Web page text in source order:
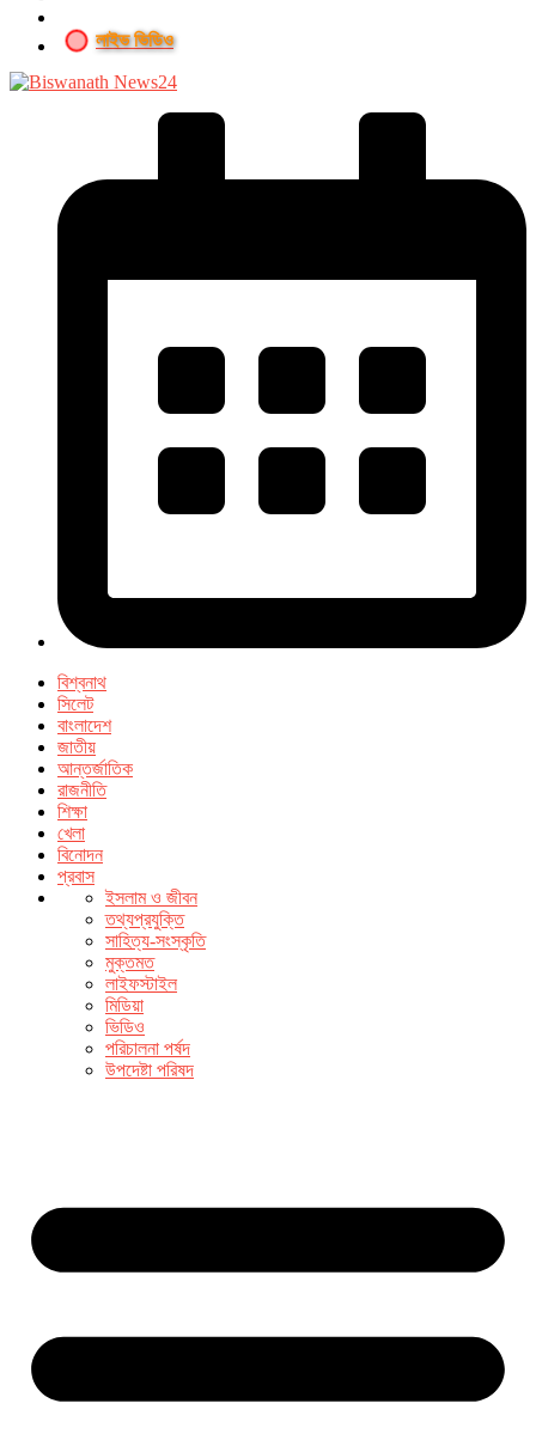
লাইভ ভিডিও
বিশ্বনাথ
সিলেট
বাংলাদেশ
জাতীয়
আন্তর্জাতিক
রাজনীতি
শিক্ষা
খেলা
বিনোদন
প্রবাস
ইসলাম ও জীবন
তথ্যপ্রযুক্তি
সাহিত্য-সংস্কৃতি
মুক্তমত
লাইফস্টাইল
মিডিয়া
ভিডিও
পরিচালনা পর্ষদ
উপদেষ্টা পরিষদ